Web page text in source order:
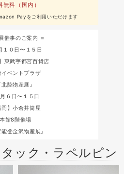
無料（国内）
Payをご利用いただけます
催事のご案内 ＝
１０日〜１５日
東武宇都宮百貨店
イベントプラザ
北陸物産展』
６日〜１５日
岡】小倉井筒屋
本館8階催場
能登金沢物産展』
ック・ラペルピン